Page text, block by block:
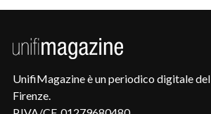
UnifiMagazine è un periodico digitale
Firenze.
P.IVA/CF. 01279680480